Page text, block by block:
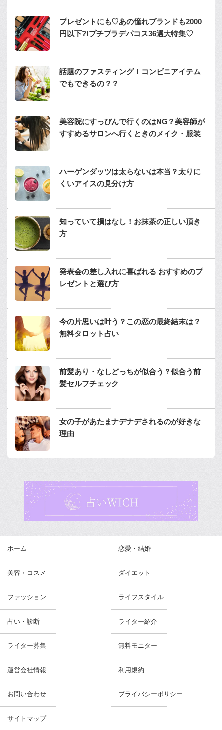
プレゼントにも♡あの憧れブランドも2000
円以下?!プチプラデパコス36選大特集♡
話題のファスティング！コンビニアイテム
でもできるの？？
美容院にすっぴんで行くのはNG？美容師が
すすめるサロンへ行くときのメイク・服装
ハーゲンダッツは太らないは本当？太りに
くいアイスの見分け方
知っていて損はなし！お抹茶の正しい頂き
方
発表会の差し入れに喜ばれる おすすめのプ
レゼントと選び方
今の片思いは叶う？この恋の最終結末は？
無料タロット占い
前髪あり・なしどっちが似合う？似合う前
髪セルフチェック
女の子があたまナデナデされるのが好きな
理由
ホーム 恋愛・結婚
美容・コスメ ダイエット
ファッション ライフスタイル
占い・診断 ライター紹介
ライター募集 無料モニター
運営会社情報 利用規約
お問い合わせ プライバシーポリシー
サイトマップ